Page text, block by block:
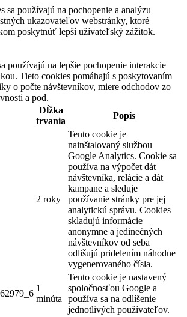
sa používajú na pochopenie a analýzu
ukazovateľov webstránky, ktoré
poskytnúť lepší užívateľský zážitok.
používajú na lepšie pochopenie interakcie
Tieto cookies pomáhajú s poskytovaním
o počte návštevníkov, miere odchodov zo
a pod.
Dĺžka
trvania
Popis
2 roky
Tento cookie je
nainštalovaný službou
Google Analytics. Cookie sa
používa na výpočet dát
návštevníka, relácie a dát
kampane a sleduje
používanie stránky pre jej
analytickú správu. Cookies
skladujú informácie
anonymne a jedinečných
návštevníkov od seba
odlišujú pridelením náhodne
vygenerovaného čísla.
1
minúta
Tento cookie je nastavený
spoločnosťou Google a
používa sa na odlíšenie
jednotlivých používateľov.